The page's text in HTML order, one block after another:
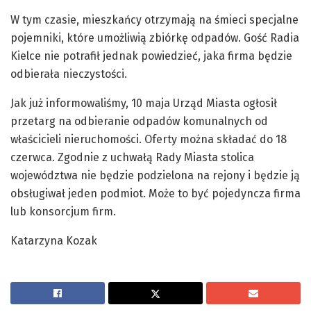
W tym czasie, mieszkańcy otrzymają na śmieci specjalne
pojemniki, które umożliwią zbiórkę odpadów. Gość Radia
Kielce nie potrafił jednak powiedzieć, jaka firma będzie
odbierała nieczystości.
Jak już informowaliśmy, 10 maja Urząd Miasta ogłosił
przetarg na odbieranie odpadów komunalnych od
właścicieli nieruchomości. Oferty można składać do 18
czerwca. Zgodnie z uchwałą Rady Miasta stolica
województwa nie będzie podzielona na rejony i będzie ją
obsługiwał jeden podmiot. Może to być pojedyncza firma
lub konsorcjum firm.
Katarzyna Kozak